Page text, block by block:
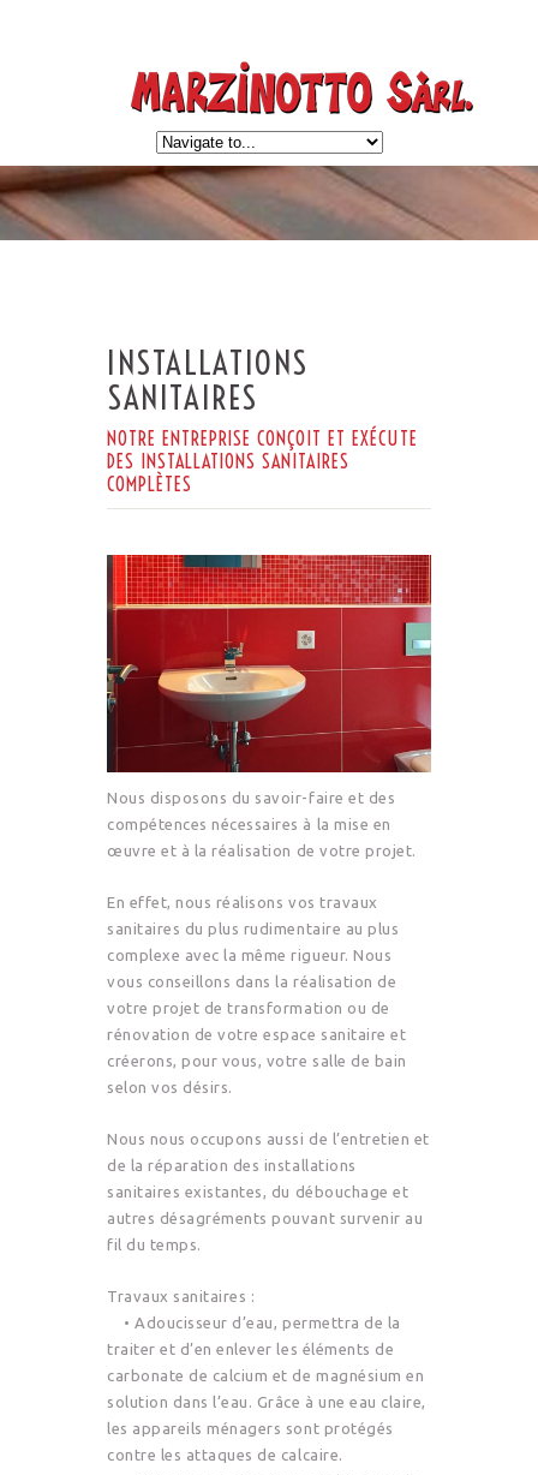
INSTALLATIONS
SANITAIRES
NOTRE ENTREPRISE CONÇOIT ET EXÉCUTE
DES INSTALLATIONS SANITAIRES
COMPLÈTES
Nous disposons du savoir-faire et des
compétences nécessaires à la mise en
œuvre et à la réalisation de votre projet.
En effet, nous réalisons vos travaux
sanitaires du plus rudimentaire au plus
complexe avec la même rigueur. Nous
vous conseillons dans la réalisation de
votre projet de transformation ou de
rénovation de votre espace sanitaire et
créerons, pour vous, votre salle de bain
selon vos désirs.
Nous nous occupons aussi de l’entretien et
de la réparation des installations
sanitaires existantes, du débouchage et
autres désagréments pouvant survenir au
fil du temps.
Travaux sanitaires :
• Adoucisseur d’eau, permettra de la
traiter et d’en enlever les éléments de
carbonate de calcium et de magnésium en
solution dans l’eau. Grâce à une eau claire,
les appareils ménagers sont protégés
contre les attaques de calcaire.